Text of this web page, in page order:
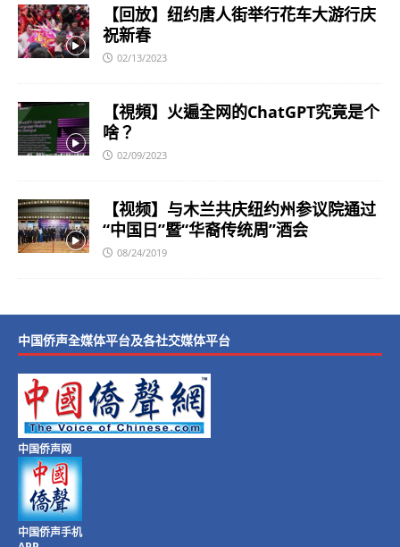
【回放】纽约唐人街举行花车大游行庆
祝新春
02/13/2023
【視頻】火遍全网的ChatGPT究竟是个
啥？
02/09/2023
【视频】与木兰共庆纽约州参议院通过
“中国日”暨“华裔传统周”酒会
08/24/2019
中国侨声全媒体平台及各社交媒体平台
中国侨声网
中国侨声手机